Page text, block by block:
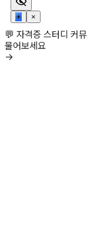
✳ ×
💬 자격증 스터디 커
물어보세요
→